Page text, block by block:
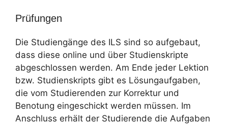
Prüfungen
Die Studiengänge des ILS sind so aufgebaut,
dass diese online und über Studienskripte
abgeschlossen werden. Am Ende jeder Lektion
bzw. Studienskripts gibt es Lösungaufgaben,
die vom Studierenden zur Korrektur und
Benotung eingeschickt werden müssen. Im
Anschluss erhält der Studierende die Aufgaben